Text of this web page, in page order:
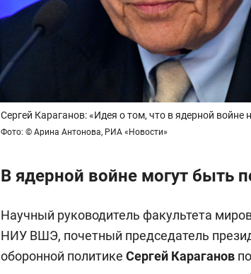
Сергей Караганов: «Идея о том, что в ядерной войне
Фото: © Арина Антонова, РИА «Новости»
В ядерной войне могут быть
Научный руководитель факультета
НИУ ВШЭ, почетный председатель
оборонной политике Сергей Караганов